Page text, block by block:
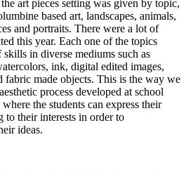
art pieces setting was given by topic,
based art, landscapes, animals,
and portraits. There were a lot of
this year. Each one of the topics
in diverse mediums such as
ink, digital edited images,
fabric made objects. This is the way we
process developed at school
the students can express their
to their interests in order to
ideas.